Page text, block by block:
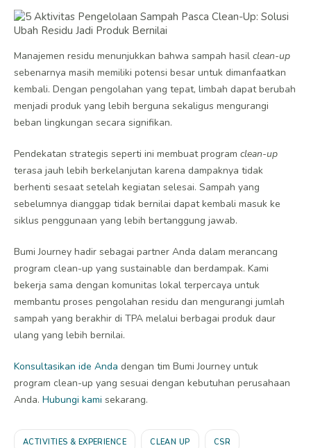
Manajemen residu menunjukkan bahwa sampah hasil clean-up
sebenarnya masih memiliki potensi besar untuk dimanfaatkan
kembali. Dengan pengolahan yang tepat, limbah dapat berubah
menjadi produk yang lebih berguna sekaligus mengurangi
beban lingkungan secara signifikan.
Pendekatan strategis seperti ini membuat program clean-up
terasa jauh lebih berkelanjutan karena dampaknya tidak
berhenti sesaat setelah kegiatan selesai. Sampah yang
sebelumnya dianggap tidak bernilai dapat kembali masuk ke
siklus penggunaan yang lebih bertanggung jawab.
Bumi Journey hadir sebagai partner Anda dalam merancang
program clean-up yang sustainable dan berdampak. Kami
bekerja sama dengan komunitas lokal terpercaya untuk
membantu proses pengolahan residu dan mengurangi jumlah
sampah yang berakhir di TPA melalui berbagai produk daur
ulang yang lebih bernilai.
Konsultasikan ide Anda dengan tim Bumi Journey untuk
program clean-up yang sesuai dengan kebutuhan perusahaan
Anda. Hubungi kami sekarang.
ACTIVITIES & EXPERIENCE CLEAN UP CSR